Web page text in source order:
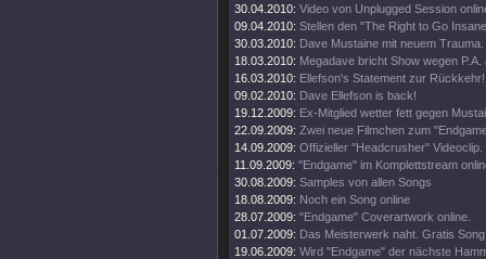
30.04.2010: Video von Unplugged Session
09.04.2010: Stellen den "The Right to Go
30.03.2010: Dave Mustaine mit neuem Trauma.
18.03.2010: Megadave bricht Show wegen P.A.
16.03.2010: Ellefson's Statement zur Rückkehr!
09.02.2010: Dave Ellefson is back!
19.12.2009: Ex-Mitglied wetter fett gegen
22.09.2009: Zwei neue Filmchen zum
14.09.2009: Offizieller "Headcrusher" Videoclip.
11.09.2009: "Endgame" im Komplettstream
30.08.2009: Samples von allen Songs
18.08.2009: Noch ein Song online
28.07.2009: "Endgame" Coverartwork online.
01.07.2009: Das Meisterwerk naht. Gratis
19.06.2009: Wird "Endgame" der nächste